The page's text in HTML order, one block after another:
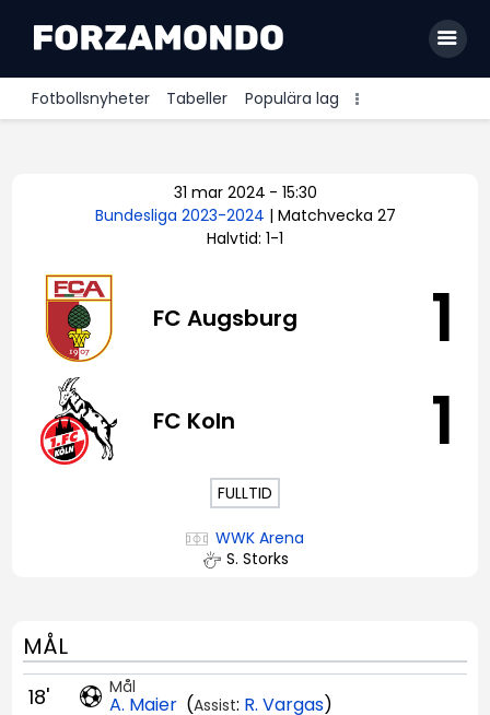
Fotbollsnyheter Tabeller Populära lag
Premier League
Bundesliga
Serie A
Ligue 1
31 mar 2024 - 15:30
Bundesliga 2023-2024 | Matchvecka 27
Halvtid: 1-1
FC Augsburg 1
FC Koln 1
FULLTID
WWK Arena
S. Storks
MÅL
Mål
A. Maier (Assist: R. Vargas)
18'